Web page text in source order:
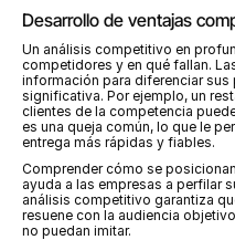
Desarrollo de ventajas
Un análisis competitivo en
competidores y en qué fallan.
información para diferenciar
significativa. Por ejemplo, un
clientes de la competencia
es una queja común, lo que le
entrega más rápidas y fiables.
Comprender cómo se
ayuda a las empresas a perfilar
análisis competitivo garantiza
resuene con la audiencia
no puedan imitar.